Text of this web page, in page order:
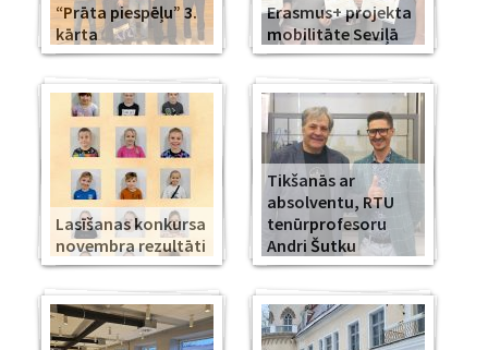
“Prāta piespēļu” 3.
kārta
Erasmus+ projekta
mobilitāte Seviļā
Lasīšanas konkursa
novembra rezultāti
Tikšanās ar
absolventu, RTU
tenūrprofesoru
Andri Šutku